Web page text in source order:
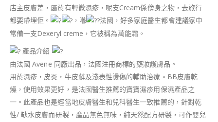
店主皮膚差，屬於有輕微濕疹，呢支Cream係傍身之物，去旅行
都要帶埋佢。
，喺
法國，好多家庭醫生都會建議家中
常備一支Dexeryl creme，它被稱為萬能霜。
產品介紹
由法國 Avene 同廠出品，法國注冊商標的藥妝護膚品。
用於濕疹，皮炎，牛皮蘚及淺表性燙傷的輔助治療。BB皮膚乾
燥，使用效果更好，是法國醫生推薦的寶寶濕疹用保濕產品之
一。此產品也是經當地皮膚醫生和兒科醫生一致推薦的，針對乾
性/ 缺水皮膚而研製，產品無色無味，純天然配方研製，可作嬰兒